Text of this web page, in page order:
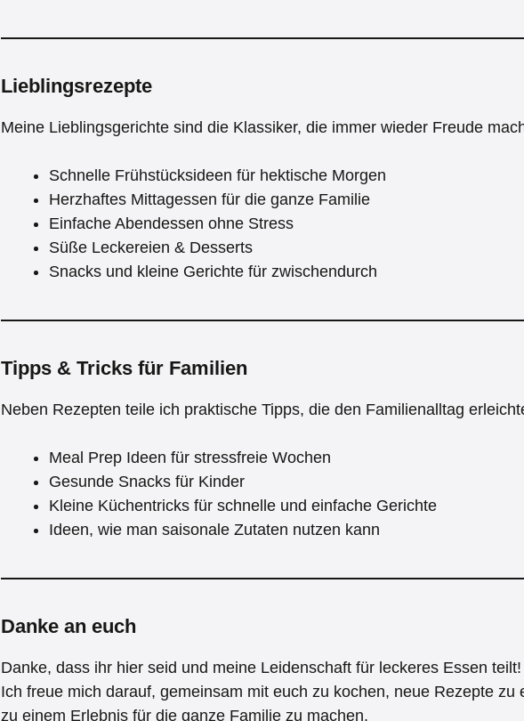
Lieblingsrezepte
Meine Lieblingsgerichte sind die Klassiker, die immer wieder Freude
Schnelle Frühstücksideen für hektische Morgen
Herzhaftes Mittagessen für die ganze Familie
Einfache Abendessen ohne Stress
Süße Leckereien & Desserts
Snacks und kleine Gerichte für zwischendurch
Tipps & Tricks für Familien
Neben Rezepten teile ich praktische Tipps, die den Familienalltag
Meal Prep Ideen für stressfreie Wochen
Gesunde Snacks für Kinder
Kleine Küchentricks für schnelle und einfache Gerichte
Ideen, wie man saisonale Zutaten nutzen kann
Danke an euch
Danke, dass ihr hier seid und meine Leidenschaft für leckeres Essen teilt!
Ich freue mich darauf, gemeinsam mit euch zu kochen, neue Rezepte zu
zu einem Erlebnis für die ganze Familie zu machen.